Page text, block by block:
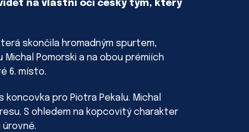
na vlastní oči český tým, který
skončila hromadným spurtem,
Pomorski a na obou prémiích
6. místo.
pro Piotra Pekalu. Michal
S ohledem na kopcovitý charakter